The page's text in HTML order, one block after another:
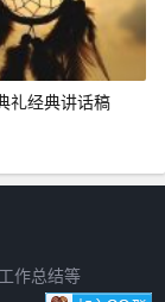
而出，更能在实
一次站上讲
讲话，都是向
能在演讲的
礼经典讲话稿
作总结等